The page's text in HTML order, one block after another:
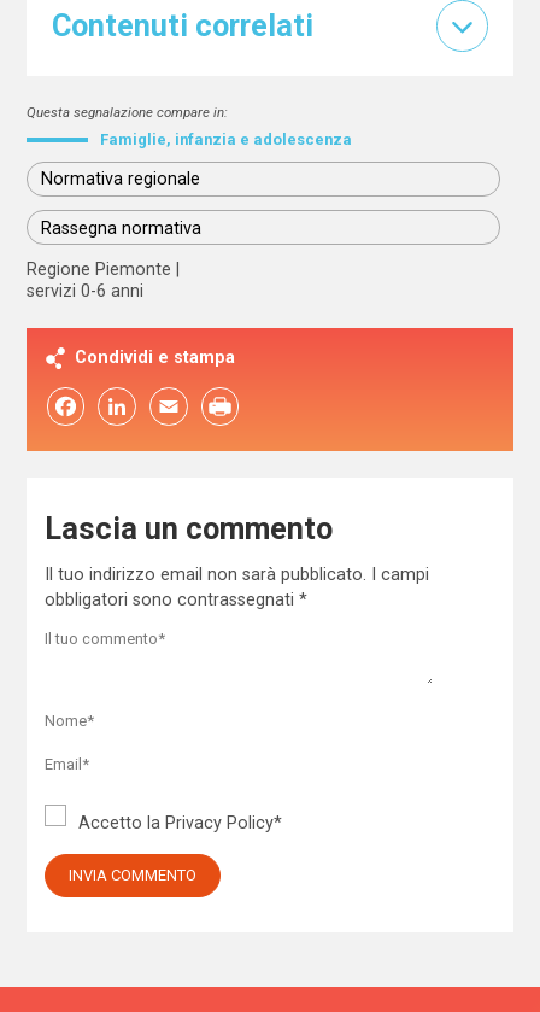
Contenuti correlati
Questa segnalazione compare in:
Famiglie, infanzia e adolescenza
Normativa regionale
Rassegna normativa
Regione Piemonte
servizi 0-6 anni
Condividi e stampa
FacebookLinkedIn Email
Lascia un commento
Il tuo indirizzo email non sarà pubblicato.
I campi
obbligatori sono contrassegnati *
Accetto la Privacy Policy*